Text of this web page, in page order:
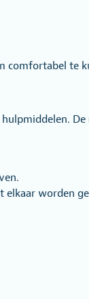
comfortabel te
worden